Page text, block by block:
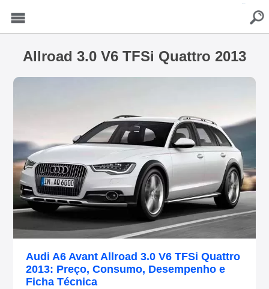
Allroad 3.0 V6 TFSi Quattro 2013
Audi A6 Avant Allroad 3.0 V6 TFSi Quattro
2013: Preço, Consumo, Desempenho e
Ficha Técnica